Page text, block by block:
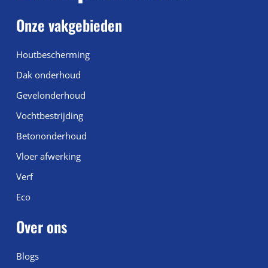
Onze vakgebieden
Houtbescherming
Dak onderhoud
Gevelonderhoud
Vochtbestrijding
Betononderhoud
Vloer afwerking
Verf
Eco
Over ons
Blogs